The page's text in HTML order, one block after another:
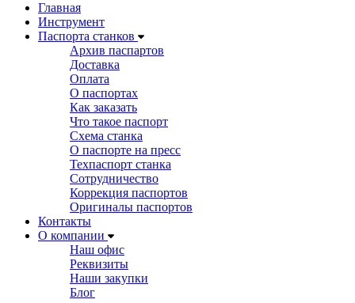
Главная
Инструмент
Паспорта станков
Архив паспартов
Доставка
Оплата
О паспортах
Как заказать
Что такое паспорт
Схема станка
О паспорте на пресс
Техпаспорт станка
Сотрудничество
Коррекция паспортов
Оригиналы паспортов
Контакты
О компании
Наш офис
Реквизиты
Наши закупки
Блог